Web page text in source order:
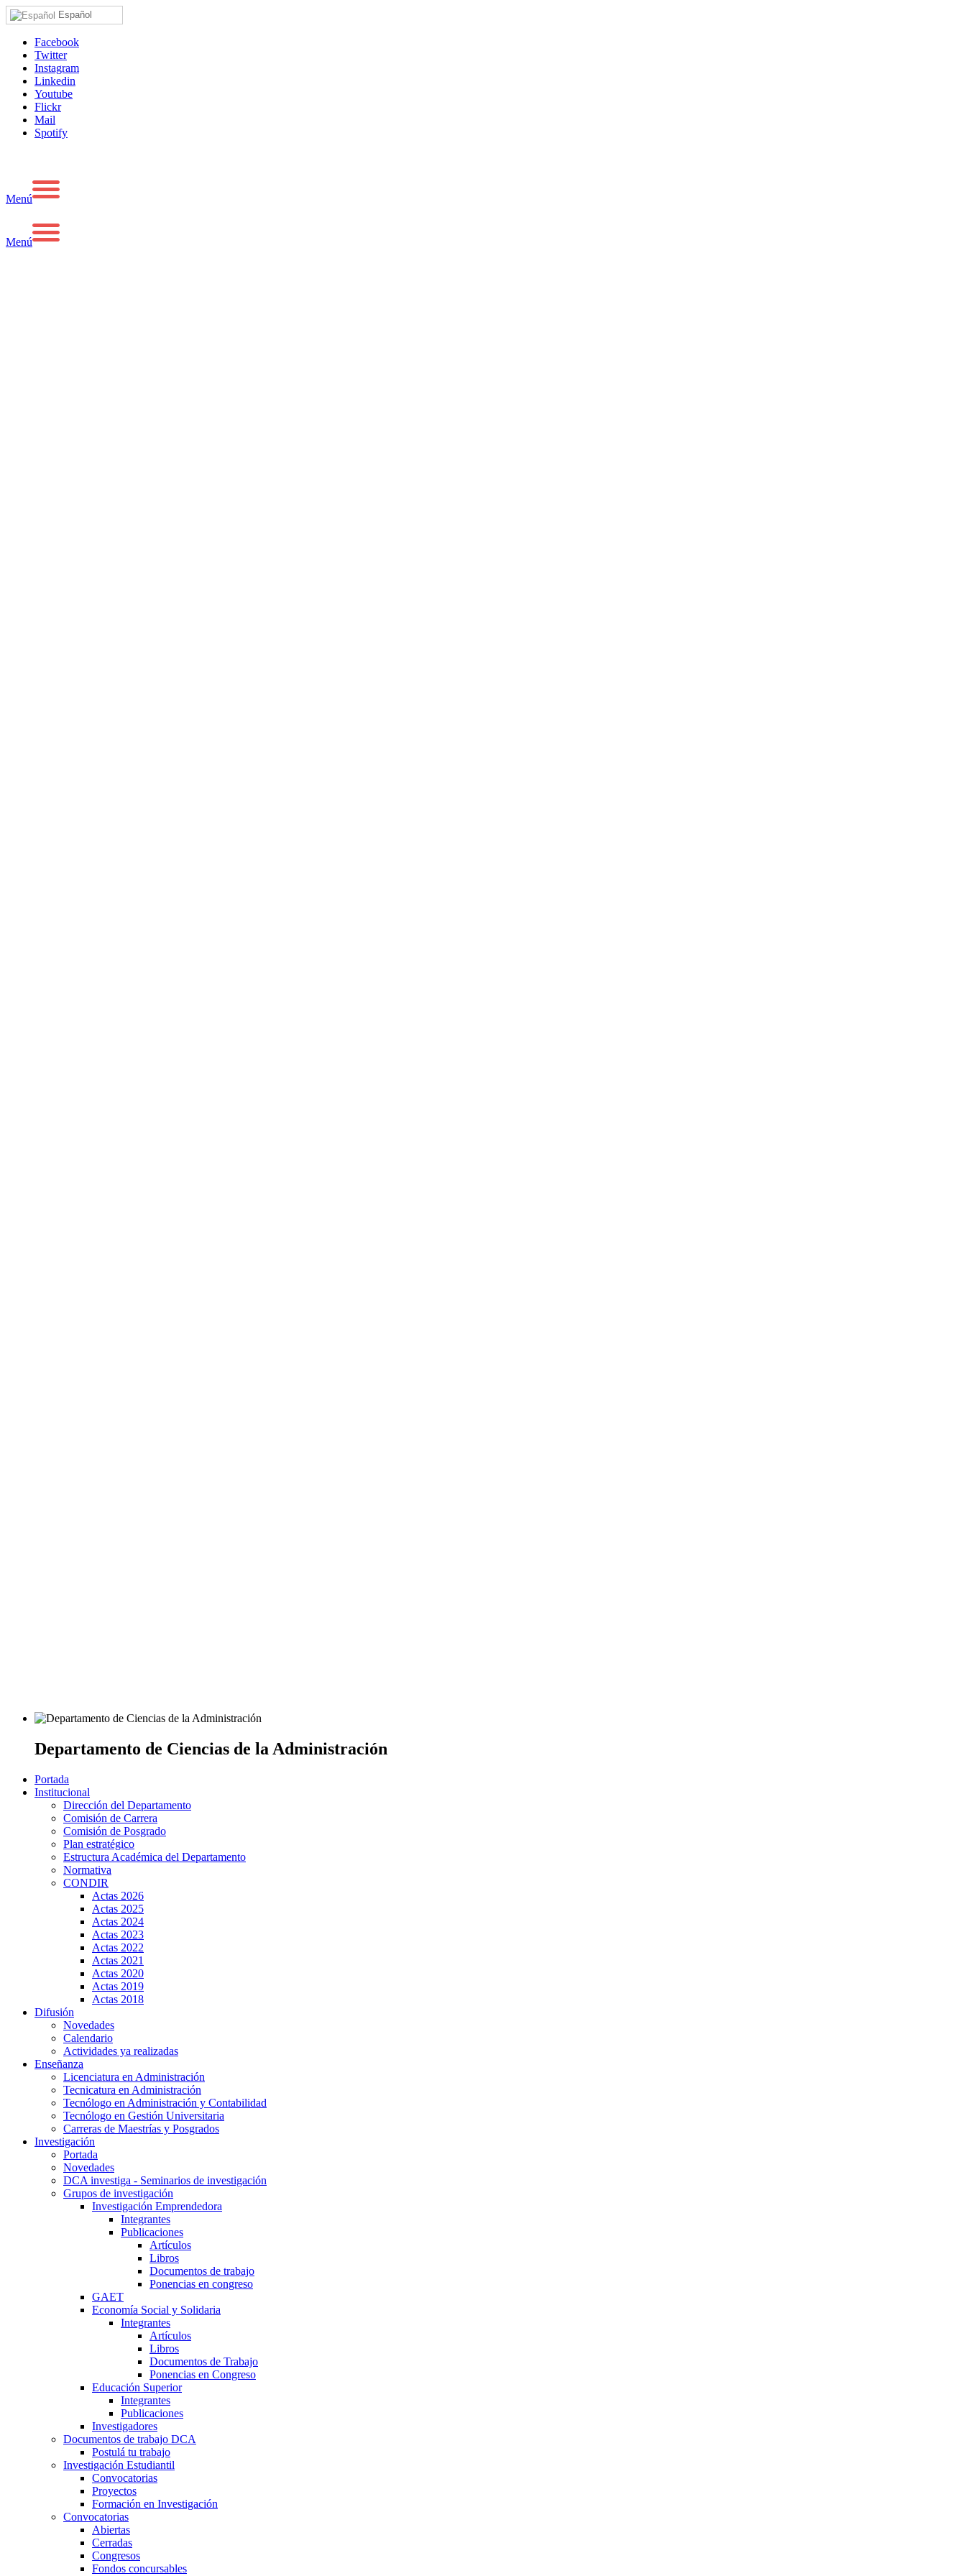
Español
Facebook
Twitter
Instagram
Linkedin
Youtube
Flickr
Mail
Spotify
Menú
Menú
Departamento de Ciencias de la Administración
Portada
Institucional
Dirección del Departamento
Comisión de Carrera
Comisión de Posgrado
Plan estratégico
Estructura Académica del Departamento
Normativa
CONDIR
Actas 2026
Actas 2025
Actas 2024
Actas 2023
Actas 2022
Actas 2021
Actas 2020
Actas 2019
Actas 2018
Difusión
Novedades
Calendario
Actividades ya realizadas
Enseñanza
Licenciatura en Administración
Tecnicatura en Administración
Tecnólogo en Administración y Contabilidad
Tecnólogo en Gestión Universitaria
Carreras de Maestrías y Posgrados
Investigación
Portada
Novedades
DCA investiga - Seminarios de investigación
Grupos de investigación
Investigación Emprendedora
Integrantes
Publicaciones
Artículos
Libros
Documentos de trabajo
Ponencias en congreso
GAET
Economía Social y Solidaria
Integrantes
Artículos
Libros
Documentos de Trabajo
Ponencias en Congreso
Educación Superior
Integrantes
Publicaciones
Investigadores
Documentos de trabajo DCA
Postulá tu trabajo
Investigación Estudiantil
Convocatorias
Proyectos
Formación en Investigación
Convocatorias
Abiertas
Cerradas
Congresos
Fondos concursables